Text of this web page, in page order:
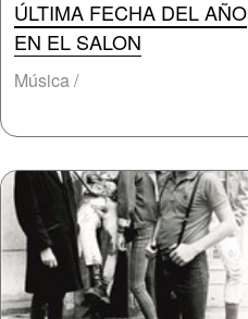
ÚLTIMA FECHA DEL AÑO
EN EL SALON
Música /